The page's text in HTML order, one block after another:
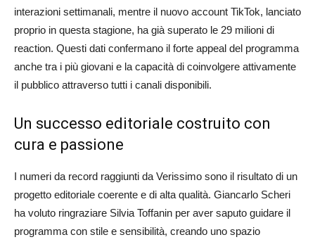
interazioni settimanali, mentre il nuovo account TikTok, lanciato
proprio in questa stagione, ha già superato le 29 milioni di
reaction. Questi dati confermano il forte appeal del programma
anche tra i più giovani e la capacità di coinvolgere attivamente
il pubblico attraverso tutti i canali disponibili.
Un successo editoriale costruito con
cura e passione
I numeri da record raggiunti da Verissimo sono il risultato di un
progetto editoriale coerente e di alta qualità. Giancarlo Scheri
ha voluto ringraziare Silvia Toffanin per aver saputo guidare il
programma con stile e sensibilità, creando uno spazio